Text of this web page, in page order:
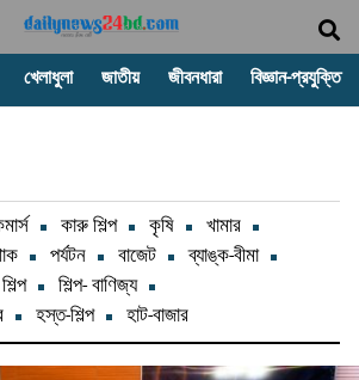
খেলাধুলা জাতীয় জীবনধারা বিজ্ঞান-প্রযুক্তি
কারু শিল্প কৃষি
খামার
পর্যটন বাজেট
ব্যাঙ্ক-বীমা
শিল্প- বাণিজ্য
হস্ত-শিল্প হাট-বাজার